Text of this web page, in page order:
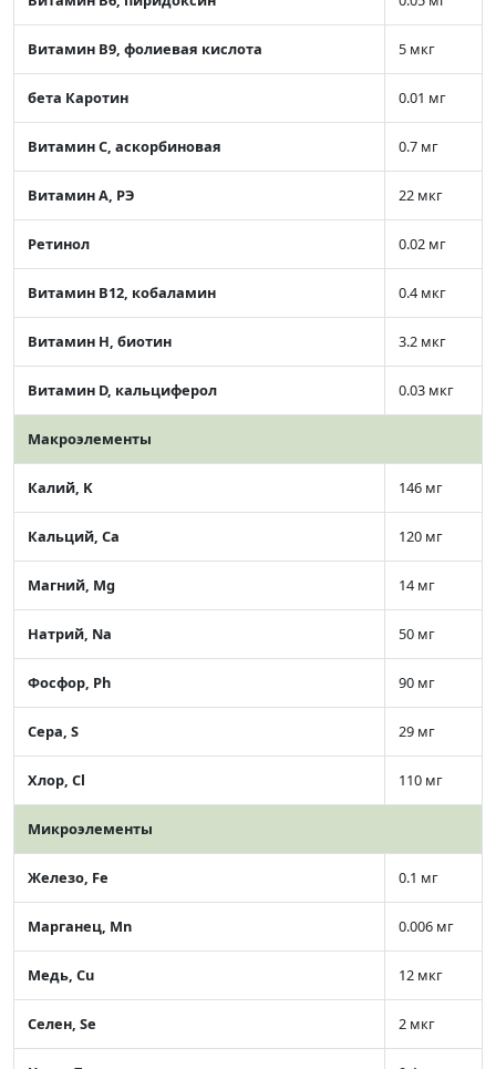
Витамин В9, фолиевая кислота 5 мкг
бета Каротин 0.01 мг
Витамин C, аскорбиновая 0.7 мг
Витамин А, РЭ 22 мкг
Ретинол 0.02 мг
Витамин В12, кобаламин 0.4 мкг
Витамин Н, биотин 3.2 мкг
Витамин D, кальциферол 0.03 мкг
Макроэлементы
Калий, K 146 мг
Кальций, Ca 120 мг
Магний, Mg 14 мг
Натрий, Na 50 мг
Фосфор, Ph 90 мг
Сера, S 29 мг
Хлор, Cl 110 мг
Микроэлементы
Железо, Fe 0.1 мг
Марганец, Mn 0.006 мг
Медь, Cu 12 мкг
Селен, Se 2 мкг